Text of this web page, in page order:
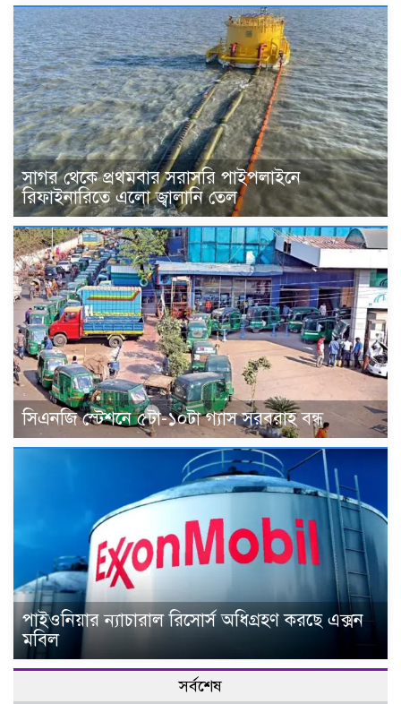
সাগর থেকে প্রথমবার সরাসরি পাইপলাইনে
রিফাইনারিতে এলো জ্বালানি তেল
সিএনজি স্টেশনে ৫টা-১০টা গ্যাস সরবরাহ বন্ধ
পাইওনিয়ার ন্যাচারাল রিসোর্স অধিগ্রহণ করছে এক্সন
মবিল
সর্বশেষ